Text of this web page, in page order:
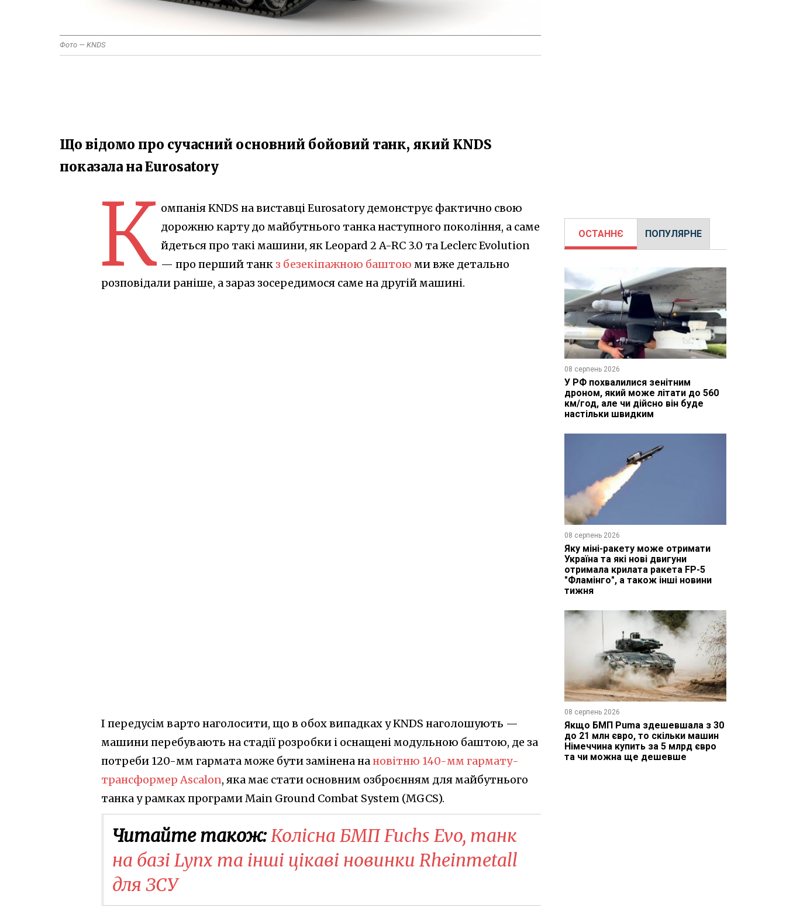
Фото — KNDS
Що відомо про сучасний основний бойовий танк, який KNDS
показала на Eurosatory
К омпанія KNDS на виставці Eurosatory демонструє фактично свою
дорожню карту до майбутнього танка наступного покоління, а саме
йдеться про такі машини, як Leopard 2 A-RC 3.0 та Leclerc Evolution
— про перший танк з безекіпажною баштою ми вже детально
розповідали раніше, а зараз зосередимося саме на другій машині.
І передусім варто наголосити, що в обох випадках у KNDS наголошують —
машини перебувають на стадії розробки і оснащені модульною баштою, де за
потреби 120-мм гармата може бути замінена на новітню 140-мм гармату-
трансформер Ascalon, яка має стати основним озброєнням для майбутнього
танка у рамках програми Main Ground Combat System (MGCS).
Читайте також:Колісна БМП Fuchs Evo, танк
на базі Lynx та інші цікаві новинки Rheinmetall
для ЗСУ
ОСТАННЄ ПОПУЛЯРНЕ
08 серпень 2026
У РФ похвалилися зенітним
дроном, який може літати до 560
км/год, але чи дійсно він буде
настільки швидким
08 серпень 2026
Яку міні-ракету може отримати
Україна та які нові двигуни
отримала крилата ракета FP-5
"Фламінго", а також інші новини
тижня
08 серпень 2026
Якщо БМП Puma здешевшала з 30
до 21 млн євро, то скільки машин
Німеччина купить за 5 млрд євро
та чи можна ще дешевше